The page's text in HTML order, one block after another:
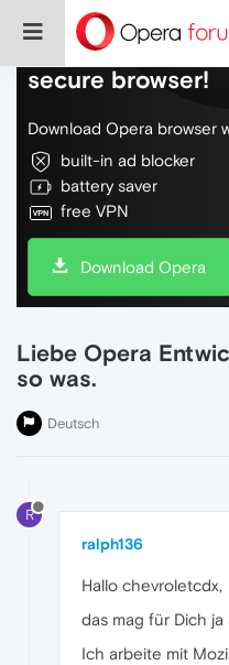
Do more on the
secure browser!
Download Opera browser
built-in ad blocker
battery saver
free VPN
Download Opera
Liebe Opera
so was.
Deutsch
R
ralph136
Hallo chevroletcdx,
das mag für Dich
Ich arbeite mit